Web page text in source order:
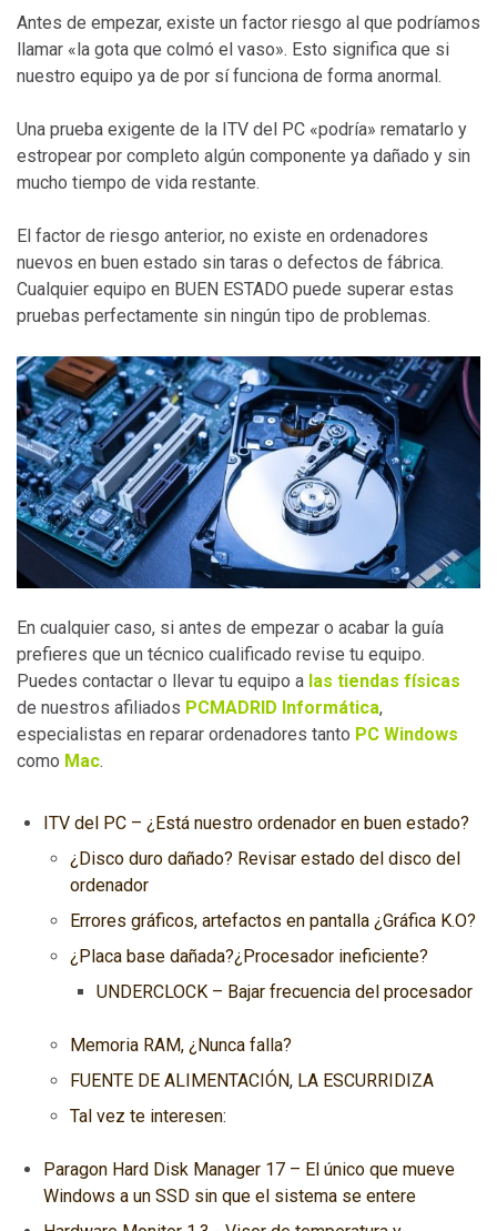
Antes de empezar, existe un factor riesgo al que podríamos
llamar «la gota que colmó el vaso». Esto significa que si
nuestro equipo ya de por sí funciona de forma anormal.
Una prueba exigente de la ITV del PC «podría» rematarlo y
estropear por completo algún componente ya dañado y sin
mucho tiempo de vida restante.
El factor de riesgo anterior, no existe en ordenadores
nuevos en buen estado sin taras o defectos de fábrica.
Cualquier equipo en BUEN ESTADO puede superar estas
pruebas perfectamente sin ningún tipo de problemas.
En cualquier caso, si antes de empezar o acabar la guía
prefieres que un técnico cualificado revise tu equipo.
Puedes contactar o llevar tu equipo a las tiendas físicas
de nuestros afiliados PCMADRID Informática,
especialistas en reparar ordenadores tanto PC Windows
como Mac.
ITV del PC – ¿Está nuestro ordenador en buen estado?
¿Disco duro dañado? Revisar estado del disco del
ordenador
Errores gráficos, artefactos en pantalla ¿Gráfica K.O?
¿Placa base dañada?¿Procesador ineficiente?
UNDERCLOCK – Bajar frecuencia del procesador
Memoria RAM, ¿Nunca falla?
FUENTE DE ALIMENTACIÓN, LA ESCURRIDIZA
Tal vez te interesen:
Paragon Hard Disk Manager 17 – El único que mueve
Windows a un SSD sin que el sistema se entere